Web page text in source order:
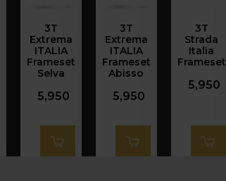
3T
Extrema
ITALIA
Frameset
Selva
5,950
3T
Extrema
ITALIA
Frameset
Abisso
5,950
3T
Strada
Italia
Frameset
5,950